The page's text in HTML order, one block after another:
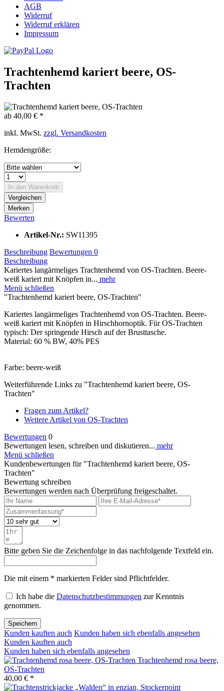
AGB
Widerruf
Widerruf erklären
Impressum
Trachtenhemd kariert beere, OS-
Trachten
ab 40,00 € *
inkl. MwSt. zzgl. Versandkosten
Hemdengröße:
In den Warenkorb
Vergleichen
Merken
Bewerten
Artikel-Nr.: SW11395
Beschreibung Bewertungen 0
Beschreibung
Kariertes langärmeliges Trachtenhemd von OS-Trachten. Beere-
weiß kariert mit Knöpfen in... mehr
Menü schließen
"Trachtenhemd kariert beere, OS-Trachten"
Kariertes langärmeliges Trachtenhemd von OS-Trachten. Beere-
weiß kariert mit Knöpfen in Hirschhornoptik. Für OS-Trachten
typisch: Der springende Hirsch auf der Brusttasche.
Material: 60 % BW, 40% PES
Farbe: beere-weiß
Weiterführende Links zu "Trachtenhemd kariert beere, OS-
Trachten"
Fragen zum Artikel?
Weitere Artikel von OS-Trachten
Bewertungen 0
Bewertungen lesen, schreiben und diskutieren... mehr
Menü schließen
Kundenbewertungen für "Trachtenhemd kariert beere, OS-
Trachten"
Bewertung schreiben
Bewertungen werden nach Überprüfung freigeschaltet.
Bitte geben Sie die Zeichenfolge in das nachfolgende Textfeld ein.
Die mit einem * markierten Felder sind Pflichtfelder.
Ich habe die Datenschutzbestimmungen zur Kenntnis
genommen.
Speichern
Kunden kauften auch Kunden haben sich ebenfalls angesehen
Kunden kauften auch
Kunden haben sich ebenfalls angesehen
Trachtenhemd rosa beere,
OS-Trachten
40,00 € *